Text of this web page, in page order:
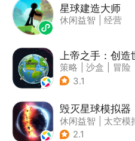
星球建造大师
休闲益智 经营
上帝之手：创造
策略 沙盒
冒险
| 卡通
3.1
毁灭星球模拟器
休闲益智
太空模
| 太空
2.1